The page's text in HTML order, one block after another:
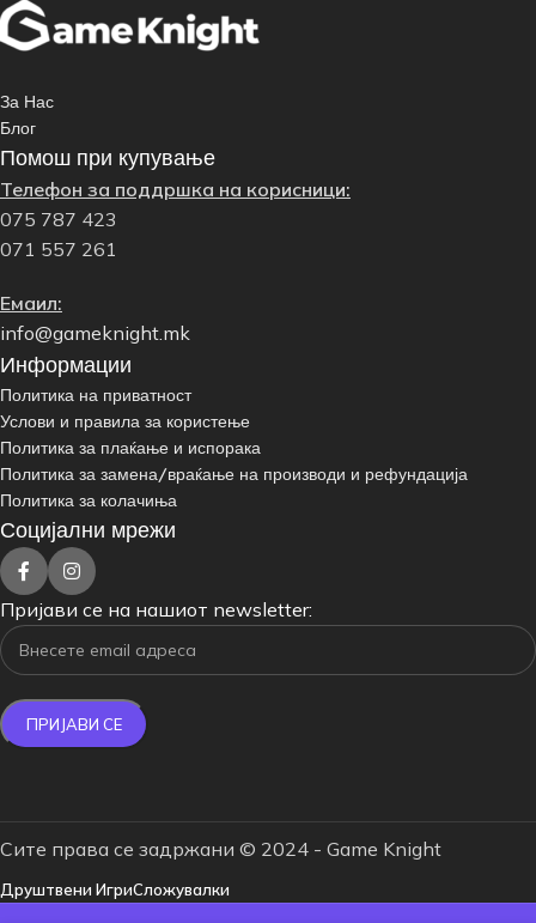
За Нас
Блог
Помош при купување
Телефон за поддршка на корисници:
075 787 423
071 557 261
Емаил:
info@gameknight.mk
Информации
Политика на приватност
Услови и правила за користење
Политика за плаќање и испорака
Политика за замена/враќање на производи и рефундација
Политика за колачиња
Социјални мрежи
Пријави се на нашиот newsletter:
Сите права се задржани © 2024 - Game Knight
Друштвени ИгриСложувалки